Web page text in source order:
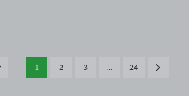
1 2 3 24